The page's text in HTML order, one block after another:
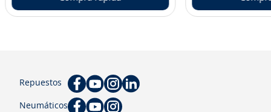
Repuestos
Neumáticos